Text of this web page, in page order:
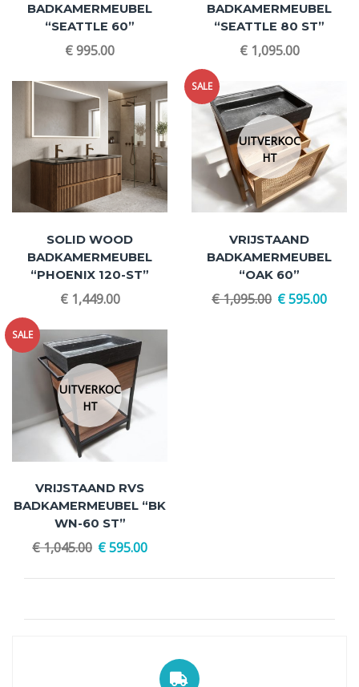
BADKAMERMEUBEL
“SEATTLE 60”
€995.00
BADKAMERMEUBEL
“SEATTLE 80 ST”
€1,095.00
SOLID WOOD
BADKAMERMEUBEL
“PHOENIX 120-ST”
€1,449.00
SALE
UITVERKOC
HT
VRIJSTAAND
BADKAMERMEUBEL
“OAK 60”
€1,095.00 €595.00
SALE
UITVERKOC
HT
VRIJSTAAND RVS
BADKAMERMEUBEL “BK
WN-60 ST”
€1,045.00 €595.00